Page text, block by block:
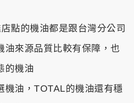
點的機油都是跟台灣分公司
油來源品質比較有保障，也
的機油
機油，TOTAL的機油還有穩